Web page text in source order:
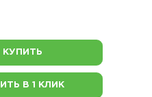
КУПИТЬ
В 1 КЛИК